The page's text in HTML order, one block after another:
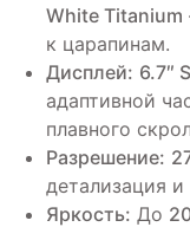
White Titanium
к царапинам.
Дисплей: 6.7″
адаптивной
плавного
Разрешение:
детализация
Яркость: До